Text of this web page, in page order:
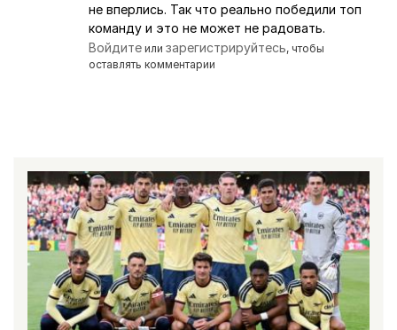
не вперлись. Так что реально победили топ
команду и это не может не радовать.
Войдите илизарегистрируйтесь, чтобы
оставлять комментарии